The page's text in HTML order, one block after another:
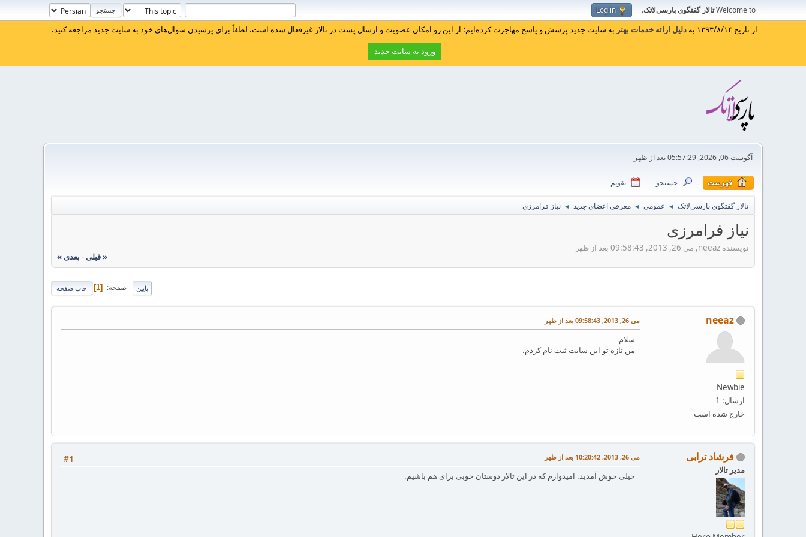
Welcome toتالار گفتگوی پارسی‌لاتک.
Log in
از تاریخ ۱۳۹۳/۸/۱۴ به دلیل ارائه خدمات بهتر به سایت جدید پرسش و پاسخ مهاجرت کرده‌ایم؛ از این رو امکان عضویت و ارسال پست در تالار غیرفعال شده است. لطفاً برای پرسیدن سوال‌های خود به سایت جدید مراجعه کنید.
ورود به سایت جدید
آگوست 06, 2026, 05:57:29 بعد از ظهر
فهرست جستجو تقویم
تالار گفتگوی پارسی‌لاتک ◄ عمومی ◄ معرفی اعضای جدید ◄ نیاز فرامرزی
نیاز فرامرزی
نویسنده neeaz, می 26, 2013, 09:58:43 بعد از ظهر
« قبلی- بعدی »
چاپ صفحه پایین صفحه 1
neeaz
Newbie
ارسال: 1
خارج شده است
می 26, 2013, 09:58:43 بعد از ظهر
سلام
من تازه تو این سایت ثبت نام کردم.
فرشاد ترابی
مدیر تالار
#1 می 26, 2013, 10:20:42 بعد از ظهر
خیلی خوش آمدید. امیدوارم که در این تالار دوستان خوبی برای هم باشیم.